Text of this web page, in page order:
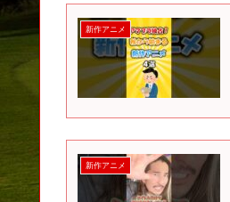
新作アニメ
新作アニメ